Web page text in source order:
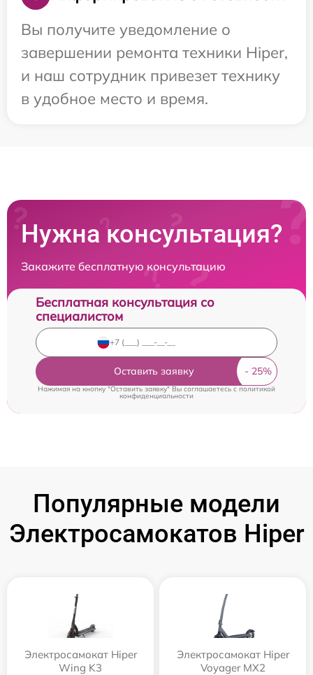
Вы получите уведомление о
завершении ремонта техники Hiper,
и наш сотрудник привезет технику
в удобное место и время.
Нужна консультация?
Закажите бесплатную консультацию
Бесплатная консультация со
специалистом
Оставить заявку
Нажимая на кнопку "Оставить заявку" Вы соглашаетесь cполитикой
конфиденциальности
Популярные модели
Электросамокатов Hiper
Электросамокат Hiper
Wing K3
Электросамокат Hiper
Voyager MX2